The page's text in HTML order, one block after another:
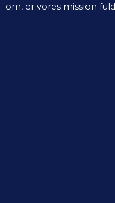
om, er vores mission